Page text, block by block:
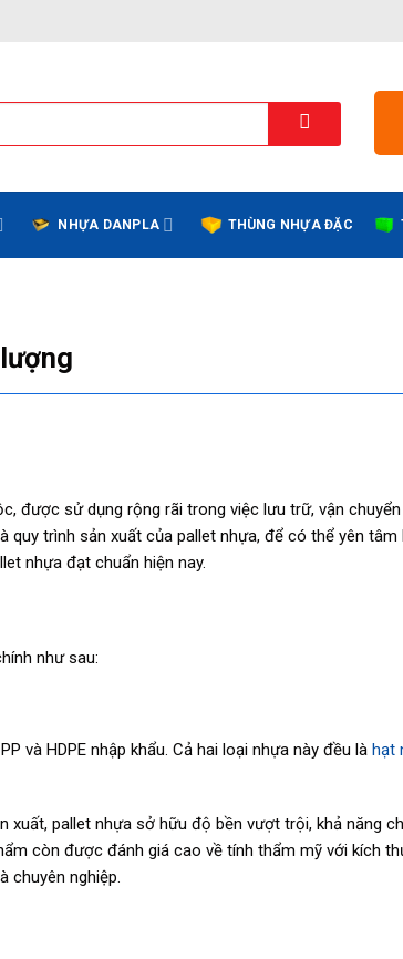
NHỰA DANPLA THÙNG NHỰA ĐẶC
được sử dụng rộng rãi trong việc lưu trữ, vận
quy trình sản xuất của pallet nhựa, để có thể yên tâm
nhựa đạt chuẩn hiện nay.
như sau:
và HDPE nhập khẩu. Cả hai loại nhựa này đều là hạt
xuất, pallet nhựa sở hữu độ bền vượt trội, khả năng
còn được đánh giá cao về tính thẩm mỹ với kích
chuyên nghiệp.